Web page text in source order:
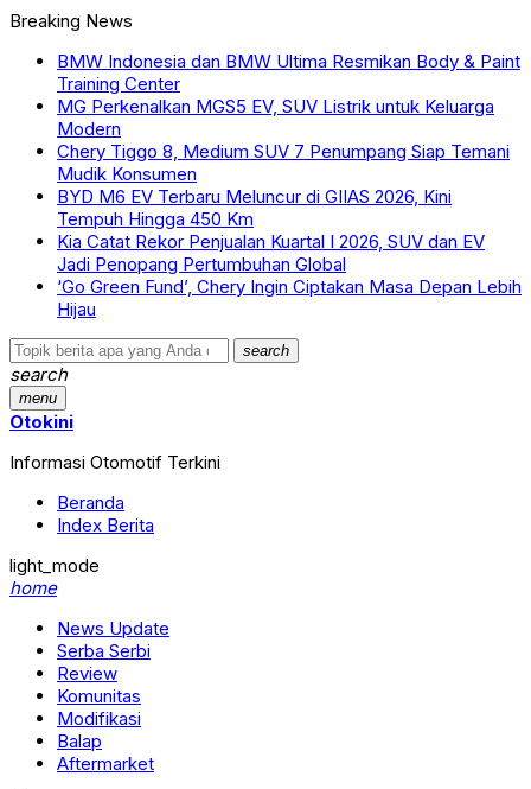
Breaking News
BMW Indonesia dan BMW Ultima Resmikan Body & Paint
Training Center
MG Perkenalkan MGS5 EV, SUV Listrik untuk Keluarga
Modern
Chery Tiggo 8, Medium SUV 7 Penumpang Siap Temani
Mudik Konsumen
BYD M6 EV Terbaru Meluncur di GIIAS 2026, Kini
Tempuh Hingga 450 Km
Kia Catat Rekor Penjualan Kuartal I 2026, SUV dan EV
Jadi Penopang Pertumbuhan Global
‘Go Green Fund’, Chery Ingin Ciptakan Masa Depan Lebih
Hijau
search
search
menu
Otokini
Informasi Otomotif Terkini
Beranda
Index Berita
light_mode
home
News Update
Serba Serbi
Review
Komunitas
Modifikasi
Balap
Aftermarket